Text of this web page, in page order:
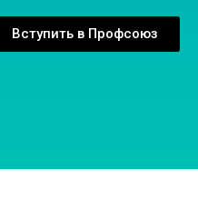
Вступить в Профсоюз